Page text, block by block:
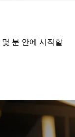
분 안에 시작할